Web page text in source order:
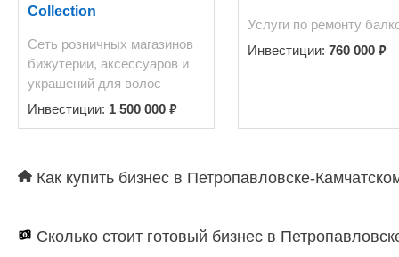
Collection
Сеть розничных магазинов
бижутерии, аксессуаров и
украшений для волос
Инвестиции: 1 500 000 ₽
Услуги по ремонту
Инвестиции: 760 000 ₽
Как купить бизнес в Петропавловске-
Сколько стоит готовый бизнес в